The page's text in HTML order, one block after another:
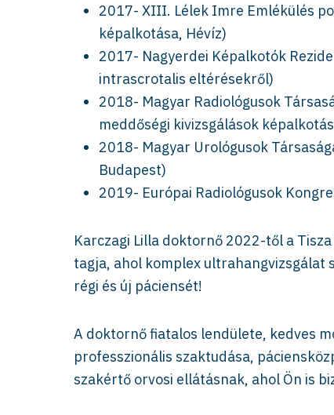
2017- XIII. Lélek Imre Emlékülés
képalkotása, Hévíz)
2017- Nagyerdei Képalkotók
intrascrotalis eltérésekről)
2018- Magyar Radiológusok
meddőségi kivizsgálások
2018- Magyar Urológusok
Budapest)
2019- Európai Radiológusok
Karczagi Lilla doktornő 2022-től a
tagja, ahol komplex ultrahangvizsgálat
régi és új páciensét!
A doktornő fiatalos lendülete, kedves
professzionális szaktudása,
szakértő orvosi ellátásnak, ahol Ön is